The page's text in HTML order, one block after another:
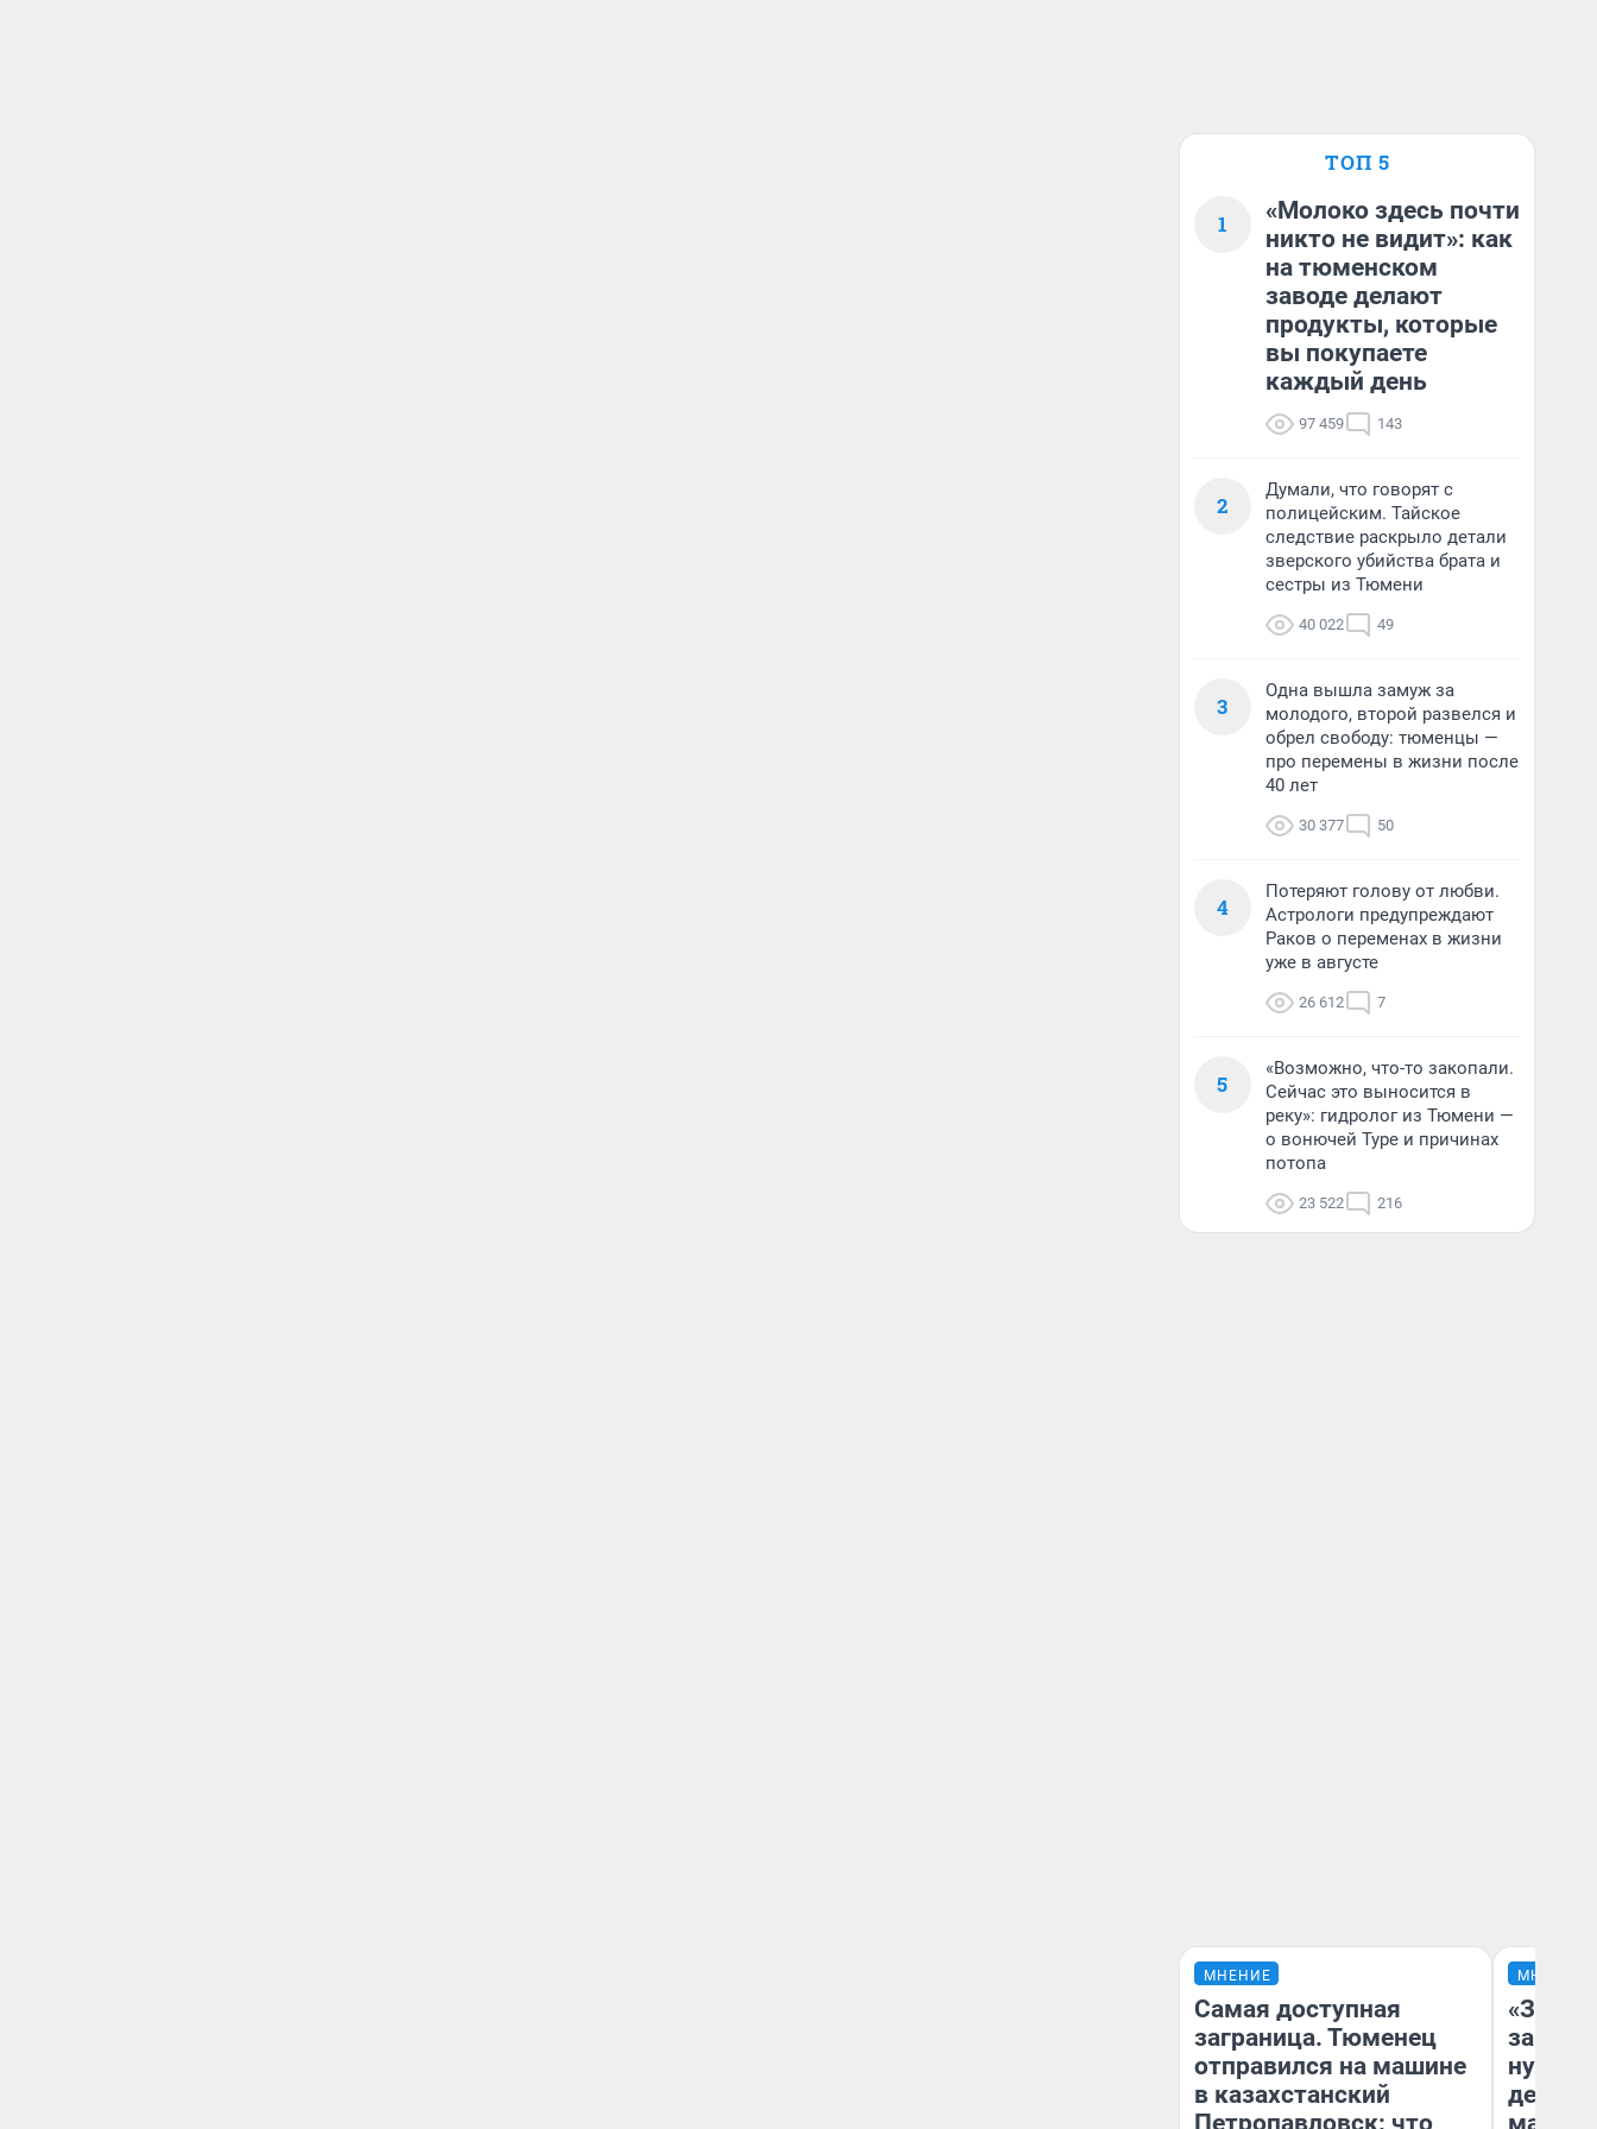
ТОП 5
1
«Молоко здесь почти
никто не видит»: как
на тюменском
заводе делают
продукты, которые
вы покупаете
каждый день
97 459 143
2
Думали, что говорят с
полицейским. Тайское
следствие раскрыло детали
зверского убийства брата и
сестры из Тюмени
40 022 49
3
Одна вышла замуж за
молодого, второй развелся и
обрел свободу: тюменцы —
про перемены в жизни после
40 лет
30 377 50
4
Потеряют голову от любви.
Астрологи предупреждают
Раков о переменах в жизни
уже в августе
26 612 7
5
«Возможно, что-то закопали.
Сейчас это выносится в
реку»: гидролог из Тюмени —
о вонючей Туре и причинах
потопа
23 522 216
МНЕНИЕ
Самая доступная
заграница. Тюменец
отправился на машине
в казахстанский
Петропавловск: что
МНЕНИЕ
дела с